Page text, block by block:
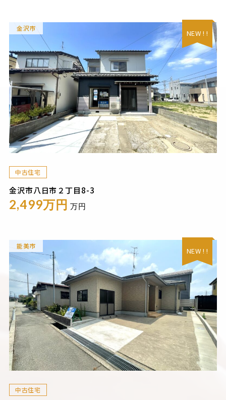
金沢市
NEW ! !
中古住宅
金沢市八日市２丁目8-3
2,499万円 万円
能美市
NEW ! !
中古住宅